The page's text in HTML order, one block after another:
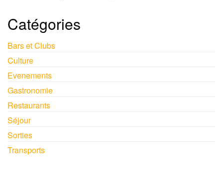
Catégories
Bars et Clubs
Culture
Evenements
Gastronomie
Restaurants
Séjour
Sorties
Transports